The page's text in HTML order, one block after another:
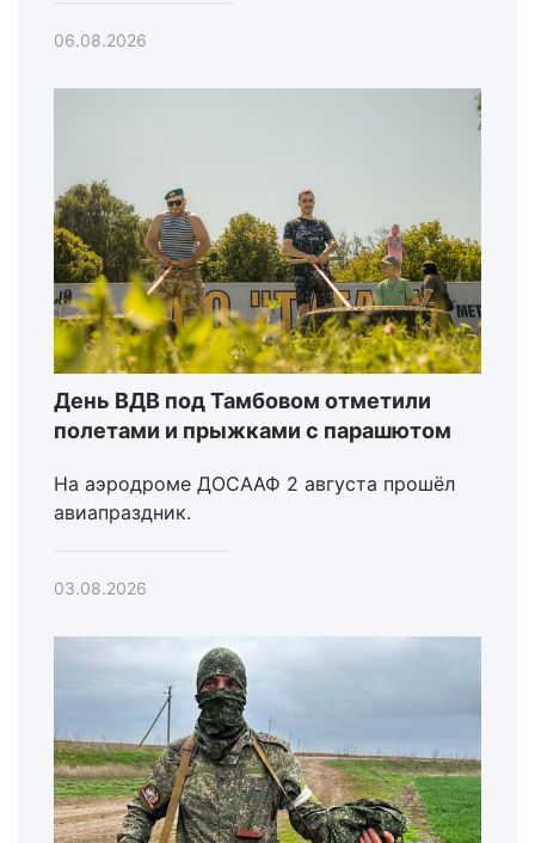
06.08.2026
День ВДВ под Тамбовом отметили
полетами и прыжками с парашютом
На аэродроме ДОСААФ 2 августа прошёл
авиапраздник.
03.08.2026